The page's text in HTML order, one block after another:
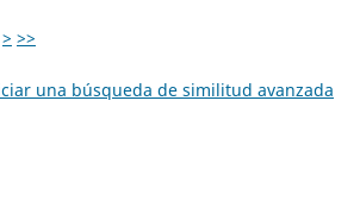
> >>
una búsqueda de similitud avanzada